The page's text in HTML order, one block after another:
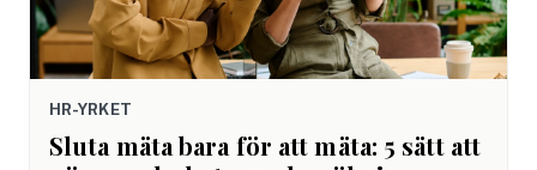
HR-YRKET
Sluta mäta bara för att mäta: 5 sätt att